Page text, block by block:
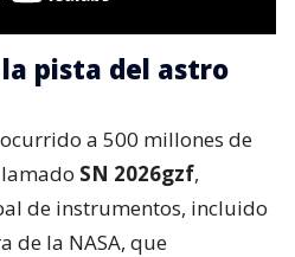
pista del astro
a 500 millones de
SN 2026gzf,
de instrumentos, incluido
de la NASA, que